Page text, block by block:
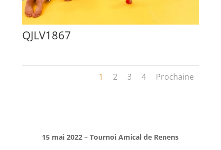
QJLV1867
1 2 3 4 Prochaine
15 mai 2022 – Tournoi Amical de Renens